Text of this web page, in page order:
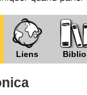
Liens Biblio